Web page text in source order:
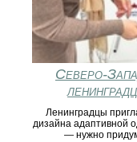
Северо-
Ленинградцы
дизайна адаптивной
— нужно